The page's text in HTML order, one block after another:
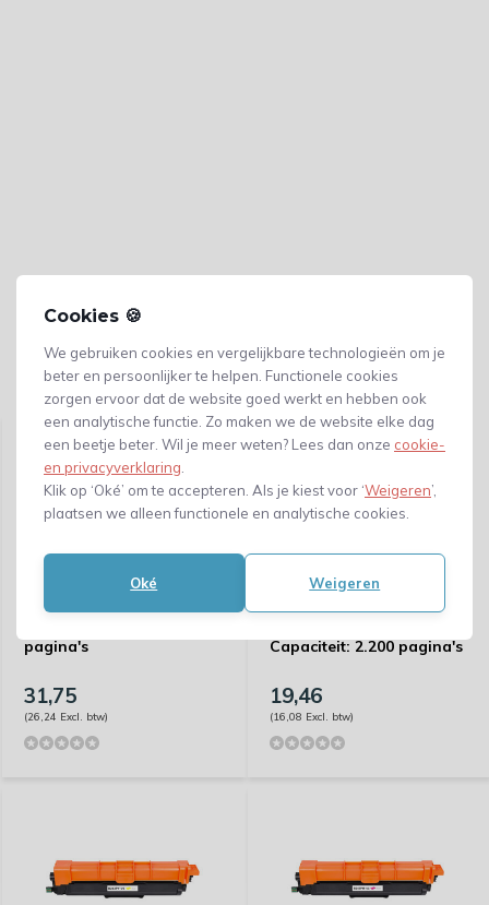
Cookies 🍪
We gebruiken cookies en vergelijkbare technologieën om je
beter en persoonlijker te helpen. Functionele cookies
zorgen ervoor dat de website goed werkt en hebben ook
een analytische functie. Zo maken we de website elke dag
een beetje beter. Wil je meer weten? Lees dan onze cookie-
en privacyverklaring
Klik op ‘Oké’ om te accepteren. Als je kiest voor ‘Weigeren’,
plaatsen we alleen functionele en analytische cookies.
Oké Weigeren
Gerelateerde producten
Huismerk Brother DR-
pagina's
31,75
(26,24 Excl. btw)
Huismerk Brother TN-
Capaciteit: 2.200 pagina's
19,46
(16,08 Excl. btw)